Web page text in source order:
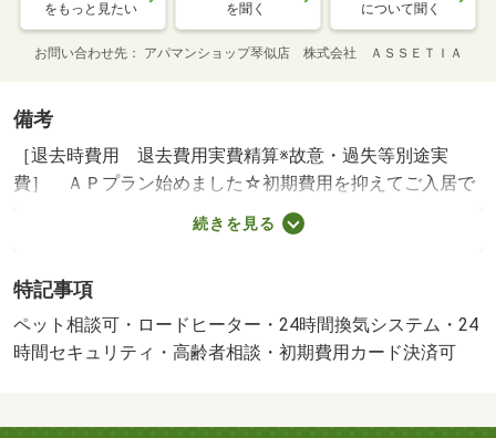
をもっと見たい を聞く について聞く
お問い合わせ先 アパマンショップ琴似店 株式会社 ＡＳＳＥＴＩＡ
備考
［退去時費用 退去費用実費精算※故意・過失等別途実
費］ ＡＰプラン始めました☆初期費用を抑えてご入居で
きます！ ＮＯ：９４６８９６４５・維持費等：ＡＰ会員
費（２年毎に減額）５，３００円／月・★審査が心配・保
豊富な取り扱いでカバーします！☆ＬＩＮＥは【＠ａｐ０
０３】でＩＤ検索！市内全域当社でまとめて内覧・契約可
能！・バイク置場：なし・駐輪場：有
続きを見る
特記事項
ペット相談可・ロードヒーター・24時間換気システム・24
時間セキュリティ・高齢者相談・初期費用カード決済可